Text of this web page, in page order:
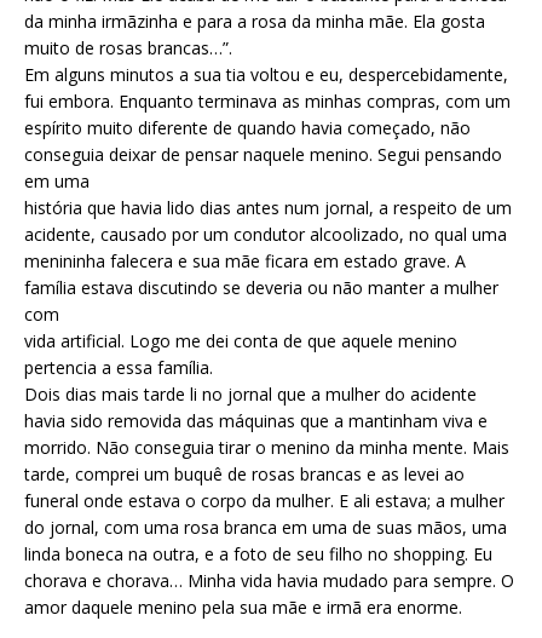
da minha irmãzinha e para a rosa da minha mãe. Ela gosta
muito de rosas brancas…”.
Em alguns minutos a sua tia voltou e eu, despercebidamente,
fui embora. Enquanto terminava as minhas compras, com um
espírito muito diferente de quando havia começado, não
conseguia deixar de pensar naquele menino. Segui pensando
em uma
história que havia lido dias antes num jornal, a respeito de um
acidente, causado por um condutor alcoolizado, no qual uma
menininha falecera e sua mãe ficara em estado grave. A
família estava discutindo se deveria ou não manter a mulher
com
vida artificial. Logo me dei conta de que aquele menino
pertencia a essa família.
Dois dias mais tarde li no jornal que a mulher do acidente
havia sido removida das máquinas que a mantinham viva e
morrido. Não conseguia tirar o menino da minha mente. Mais
tarde, comprei um buquê de rosas brancas e as levei ao
funeral onde estava o corpo da mulher. E ali estava; a mulher
do jornal, com uma rosa branca em uma de suas mãos, uma
linda boneca na outra, e a foto de seu filho no shopping. Eu
chorava e chorava… Minha vida havia mudado para sempre. O
amor daquele menino pela sua mãe e irmã era enorme.